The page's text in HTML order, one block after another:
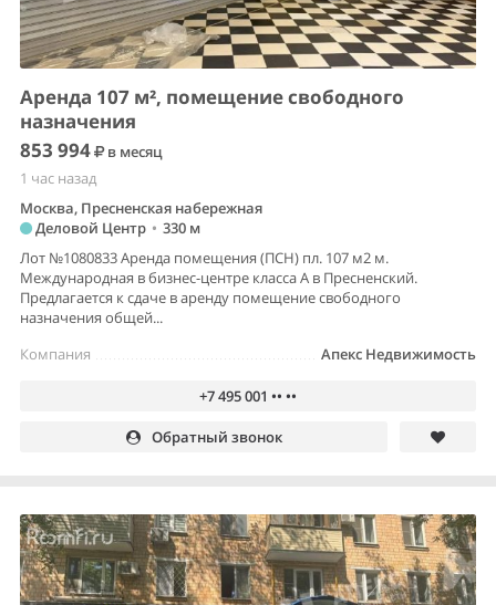
Аренда 107 м², помещение свободного
назначения
853 994
в месяц
1 час назад
Москва, Пресненская набережная
Деловой Центр • 330 м
Лот №1080833 Аренда помещения (ПСН) пл. 107 м2 м.
Международная в бизнес-центре класса А в Пресненский.
Предлагается к сдаче в аренду помещение свободного
назначения общей...
Апекс Недвижимость
Компания
+7 495 001 •• ••
Обратный звонок